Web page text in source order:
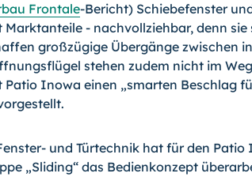
Frontale-Bericht) Schiebefenster
- nachvollziehbar, denn sie
großzügige Übergänge zwischen
stehen zu­dem nicht im
Patio Inowa einen „smarten Beschlag
und Türtechnik hat für den Patio
„Sliding“ das Bedienkonzept